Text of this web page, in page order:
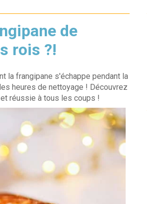
de
rois ?!
la frangipane s'échappe pendant la
heures de nettoyage ! Découvrez
réussie à tous les coups !